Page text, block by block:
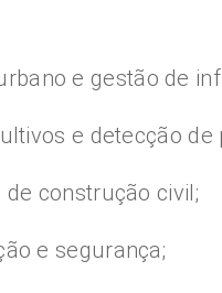
e gestão de
e detecção de
construção civil;
e segurança;